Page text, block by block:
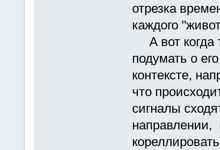
отрезка
каждого
А вот когда
подумать о
контексте,
что
сигналы
направлении,